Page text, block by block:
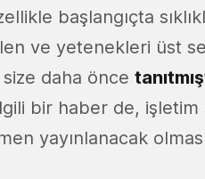
başlangıçta
ve yetenekleri üst
daha önce
bir haber de,
yayınlanacak